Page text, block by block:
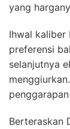
yang
Ihwal kaliber
preferensi
selanjutnya
Berteraskan